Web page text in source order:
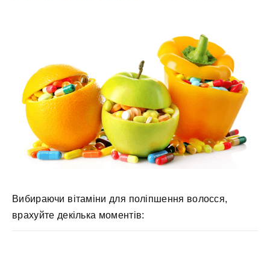
Вибираючи вітаміни для поліпшення волосся,
врахуйте декілька моментів: